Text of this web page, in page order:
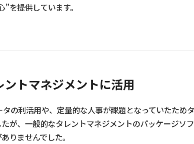
”を提供しています。
トマネジメントに活用
の利活用や、定量的な人事が課題となっていたため
が、一般的なタレントマネジメントのパッケージ
りませんでした。